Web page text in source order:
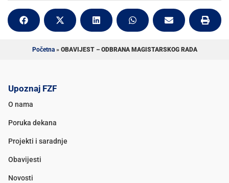
Početna» OBAVIJEST – ODBRANA MAGISTARSKOG RADA
Upoznaj FZF
O nama
Poruka dekana
Projekti i saradnje
Obavijesti
Novosti